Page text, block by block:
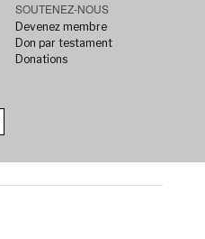
SOUTENEZ-NOUS
Devenez membre
Don par testament
Donations